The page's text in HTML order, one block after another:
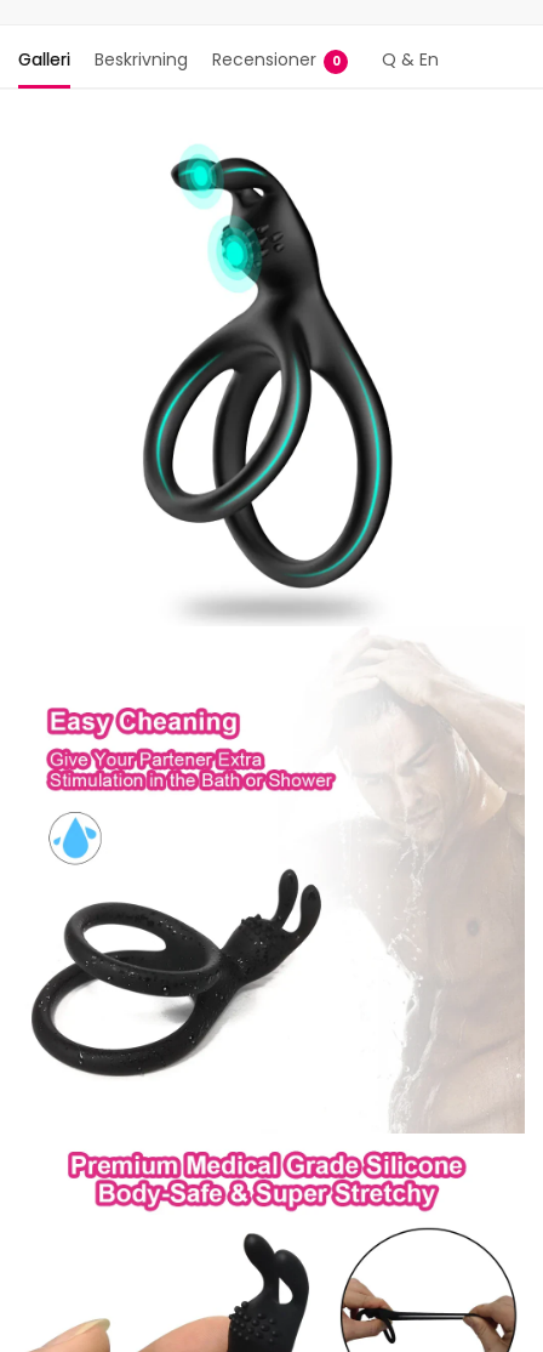
Galleri Beskrivning Recensioner 0 Q & En